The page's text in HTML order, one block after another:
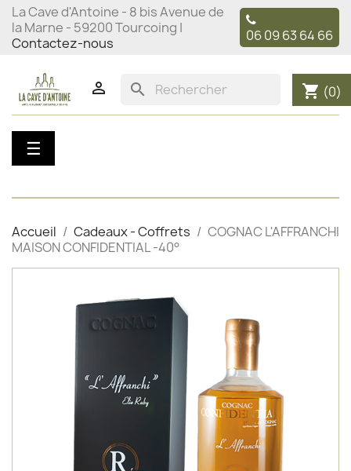
La Cave d'Antoine - 8 bis Avenue de
la Marne - 59200 Tourcoing |
Contactez-nous
06 09 63 64 66
 search shopping_cart (0)
Basculer
la
☰
Accueil Cadeaux - Coffrets
COGNAC L'AFFRANCHI
MAISON CONFIDENTIAL -40°